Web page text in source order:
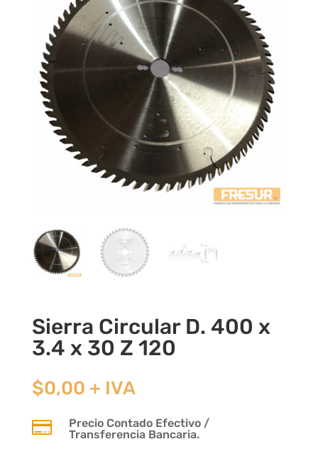
Sierra Circular D. 400 x
3.4 x 30 Z 120
$0,00 + IVA

Precio Contado Efectivo /
Transferencia Bancaria.